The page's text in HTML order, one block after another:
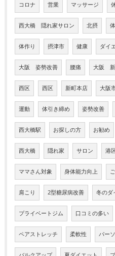
コロナ 営業 マッサージ
西大橋 隠れ家サロン 北摂
体作り 摂津市 健康 ダイ
大阪 姿勢改善 腰痛 大阪 新
西区 西区 新町本店 大阪
運動 体引き締め 姿勢改善
西大橋駅 お探しの方 お勧め
西大橋 隠れ家 サロン 港
ママさん対象 身体能力向上
肩こり 2型糖尿病改善 冬のダ
プライベートジム 口コミの多い
ペアストレッチ 柔軟性 パー